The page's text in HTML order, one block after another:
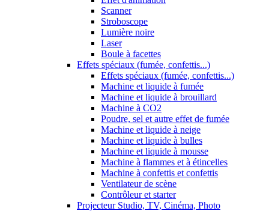
Scanner
Stroboscope
Lumière noire
Laser
Boule à facettes
Effets spéciaux (fumée, confettis...)
Effets spéciaux (fumée, confettis...)
Machine et liquide à fumée
Machine et liquide à brouillard
Machine à CO2
Poudre, sel et autre effet de fumée
Machine et liquide à neige
Machine et liquide à bulles
Machine et liquide à mousse
Machine à flammes et à étincelles
Machine à confettis et confettis
Ventilateur de scène
Contrôleur et starter
Projecteur Studio, TV, Cinéma, Photo